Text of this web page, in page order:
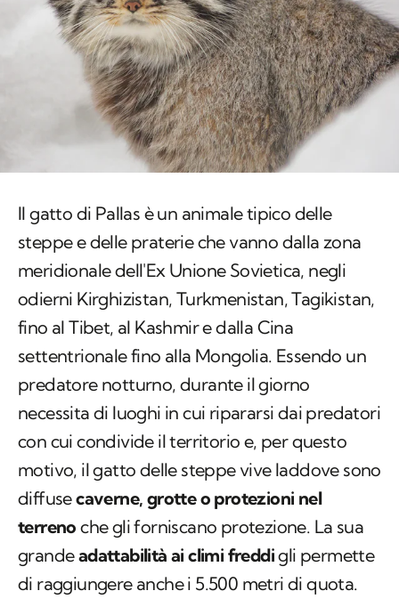
Il gatto di Pallas è un animale tipico delle
steppe e delle praterie che vanno dalla zona
meridionale dell'Ex Unione Sovietica, negli
odierni Kirghizistan, Turkmenistan, Tagikistan,
fino al Tibet, al Kashmir e dalla Cina
settentrionale fino alla Mongolia. Essendo un
predatore notturno, durante il giorno
necessita di luoghi in cui ripararsi dai predatori
con cui condivide il territorio e, per questo
motivo, il gatto delle steppe vive laddove sono
diffusecaverne, grotte o protezioni nel
terreno che gli forniscano protezione. La sua
grandeadattabilità ai climi freddigli permette
di raggiungere anche i 5.500 metri di quota.